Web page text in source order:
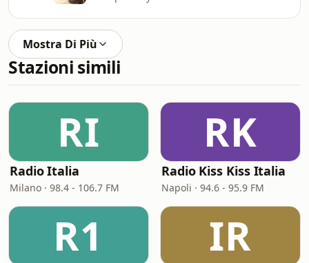
Mostra Di Più
Stazioni simili
RI
Radio Italia
Milano · 98.4 - 106.7 FM
RK
Radio Kiss Kiss Italia
Napoli · 94.6 - 95.9 FM
R1 IR